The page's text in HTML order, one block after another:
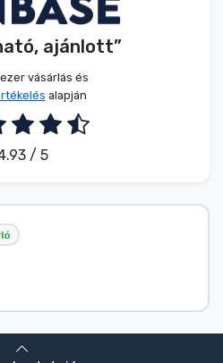
ajánlott”
vásárlás és
alapján
/ 5